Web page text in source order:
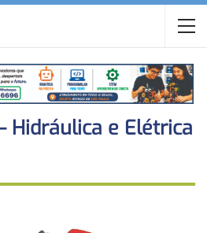
Hidráulica e Elétrica